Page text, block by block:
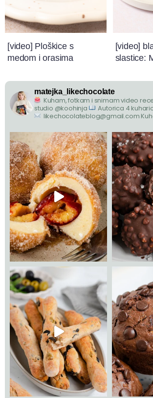
[video] Ploškice s
medom i orasima
[video]
slastice:
matejka_likechocolate
Kuham, fotkam i snimam video
studio @koohinja
Autorica 4
likechocolateblog@gmail.com